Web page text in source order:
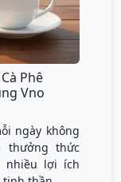
Phê
Vno
ngày không
thưởng thức
nhiều lợi ích